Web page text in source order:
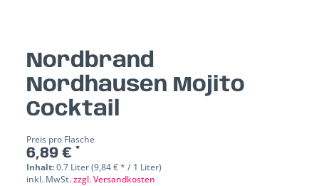
Nordbrand
Nordhausen Mojito
Cocktail
Preis pro Flasche
6,89 € *
Inhalt:0.7 Liter (9,84 € * / 1 Liter)
inkl. MwSt.zzgl. Versandkosten